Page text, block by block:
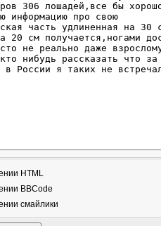
HTML
BBCode
смайлики